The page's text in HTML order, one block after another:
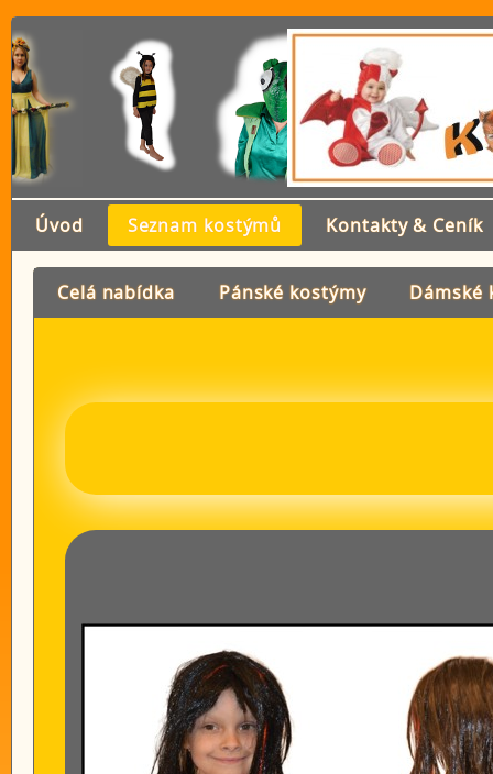
Úvod Seznam kostýmů Kontakty & Ceník
Celá nabídka Pánské kostýmy Dámské